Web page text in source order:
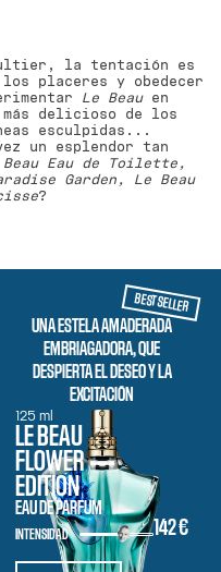
la tentación es
placeres y obedecer
Le Beauen
delicioso de los
esculpidas...
un esplendor tan
Beau Eau de Toilette,
Garden, Le Beau
?
BEST SELLER
UNA ESTELA AMADERADA
EMBRIAGADORA, QUE
DESPIERTA EL DESEO Y LA
EXCITACIÓN
LE BEAU
FLOWER
EDITION
EAU DE PARFUM
142 €
INTENSIDAD
125 ml